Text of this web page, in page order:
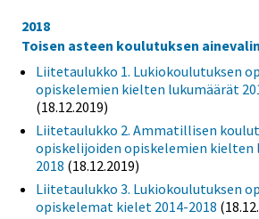
2018
Toisen asteen koulutuksen
Liitetaulukko 1. Lukiokoulutuksen
opiskelemien kielten lukumäärät
(18.12.2019)
Liitetaulukko 2. Ammatillisen
opiskelijoiden opiskelemien kielten
2018 (18.12.2019)
Liitetaulukko 3. Lukiokoulutuksen
opiskelemat kielet 2014-2018